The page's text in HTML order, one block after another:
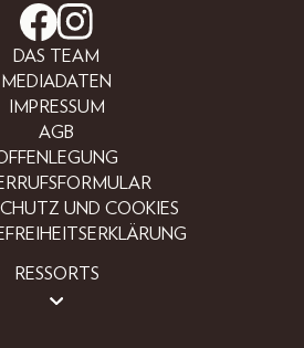
DAS TEAM
MEDIADATEN
IMPRESSUM
AGB
UND COOKIES
RESSORTS